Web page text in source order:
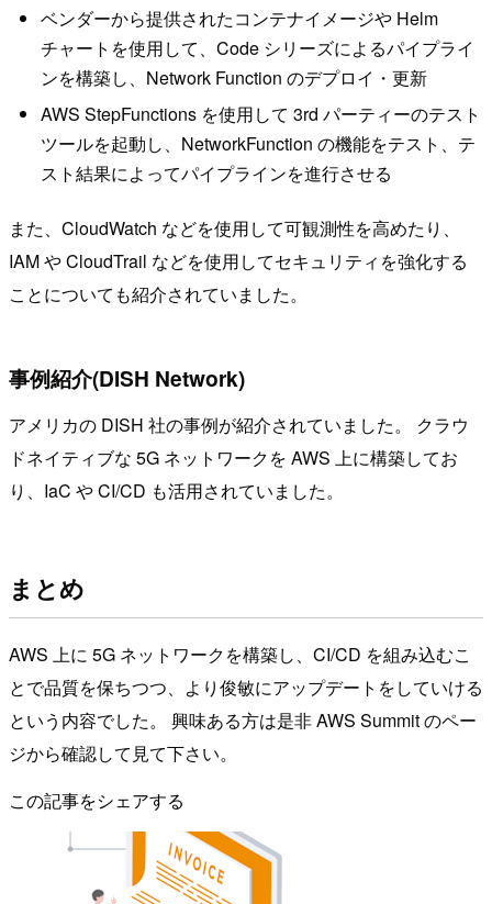
ベンダーから提供されたコンテナイメージや Helm
チャートを使用して、Code シリーズによるパイプライ
ンを構築し、Network Function のデプロイ・更新
AWS StepFunctions を使用して 3rd パーティーのテスト
ツールを起動し、NetworkFunction の機能をテスト、テ
スト結果によってパイプラインを進行させる
また、CloudWatch などを使用して可観測性を高めたり、
IAM や CloudTrail などを使用してセキュリティを強化する
ことについても紹介されていました。
事例紹介(DISH Network)
アメリカの DISH 社の事例が紹介されていました。 クラウ
ドネイティブな 5G ネットワークを AWS 上に構築してお
り、IaC や CI/CD も活用されていました。
まとめ
AWS 上に 5G ネットワークを構築し、CI/CD を組み込むこ
とで品質を保ちつつ、より俊敏にアップデートをしていける
という内容でした。 興味ある方は是非 AWS Summit のペー
ジから確認して見て下さい。
この記事をシェアする